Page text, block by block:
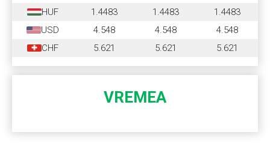
HUF
1.4483 1.4483
1.4483
USD
4.548 4.548
4.548
CHF
5.621 5.621 5.621
VREMEA